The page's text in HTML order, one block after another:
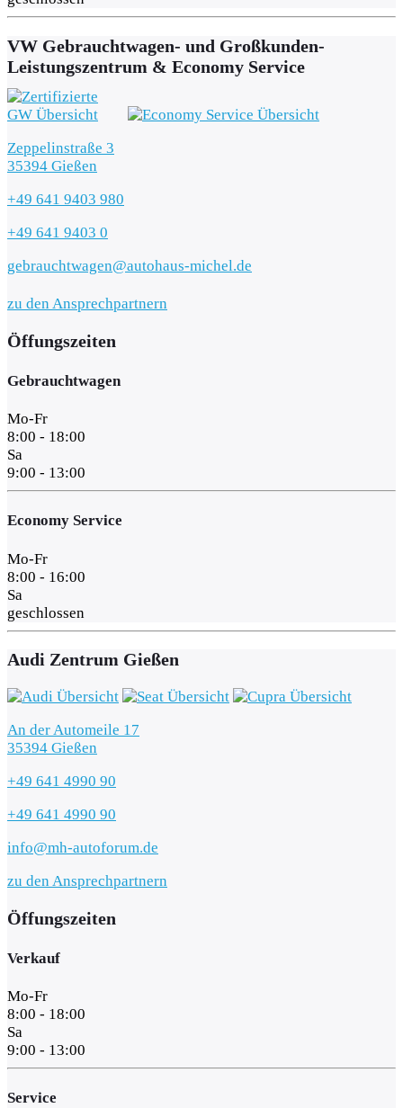
VW Gebrauchtwagen- und Großkunden-
Leistungszentrum & Economy Service
Zeppelinstraße 3
35394 Gießen
+49 641 9403 980
+49 641 9403 0
gebrauchtwagen@autohaus-michel.de
zu den Ansprechpartnern
Öffungszeiten
Gebrauchtwagen
Mo-Fr
8:00 - 18:00
Sa
9:00 - 13:00
Economy Service
Mo-Fr
8:00 - 16:00
Sa
geschlossen
Audi Zentrum Gießen
An der Automeile 17
35394 Gießen
+49 641 4990 90
+49 641 4990 90
info@mh-autoforum.de
zu den Ansprechpartnern
Öffungszeiten
Verkauf
Mo-Fr
8:00 - 18:00
Sa
9:00 - 13:00
Service